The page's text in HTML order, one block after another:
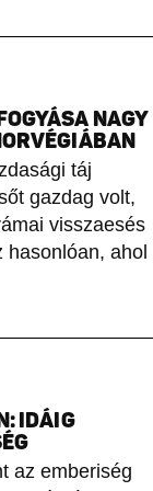
NAGY
táj
gazdag volt,
visszaesés
hasonlóan, ahol
IDÁIG
az emberiség